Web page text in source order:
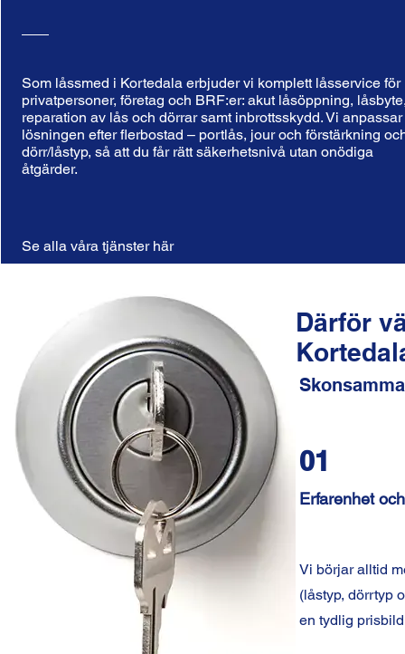
Som låssmed i Kortedala erbjuder vi komplett låsservice för
privatpersoner, företag och BRF:er: akut låsöppning,
reparation av lås och dörrar samt inbrottsskydd. Vi anpassar
lösningen efter flerbostad – portlås, jour och förstärkning
dörr/låstyp, så att du får rätt säkerhetsnivå utan onödiga
åtgärder.
Se alla våra tjänster här
Därför
01
Erfarenhet
Vi börjar alltid
(låstyp, dörrtyp
en tydlig